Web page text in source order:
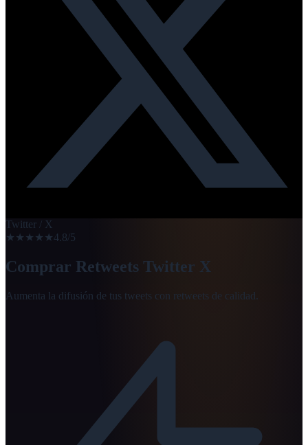
Twitter / X
★★★★★4.8/5
Comprar Retweets Twitter X
Aumenta la difusión de tus tweets con retweets de calidad.